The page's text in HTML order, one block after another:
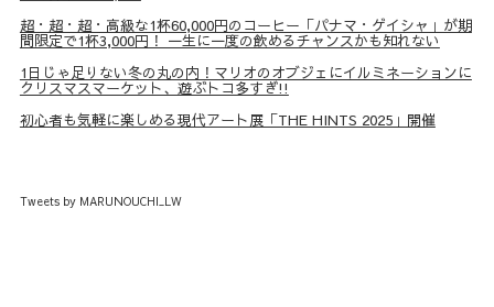
超・超・超・高級な1杯60,000円のコーヒー「パナマ・ゲイシャ」が期
間限定で1杯3,000円！ 一生に一度の飲めるチャンスかも知れない
1日じゃ足りない冬の丸の内！マリオのオブジェにイルミネーションに
クリスマスマーケット、遊ぶトコ多すぎ!!
初心者も気軽に楽しめる現代アート展「THE HINTS 2025」開催
Tweets by MARUNOUCHI_LW